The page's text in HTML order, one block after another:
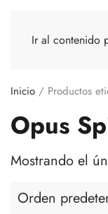
Ir al contenido
Inicio / Productos
Opus
Mostrando el